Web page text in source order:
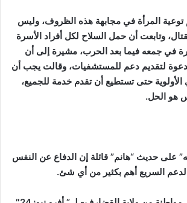
المرأة في مجابهة هذه الظروف، وليس
وتابعت أن حمل السلاح لكل أفراد الأسرة
في جمعه فيما بعد الحرب، مشيرة إلى أن
دعوة لتقديم دعم للمستشفيات، وقالت يجب أن
حتى تستطيع أن تقدم خدمة للجميع،
هو الحل.
على حديث “هانم” قائلة إن الدفاع عن النفس
السريع أهم بكثير من أي شئ.